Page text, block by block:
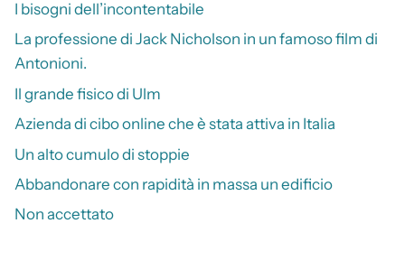
I bisogni dell’incontentabile
La professione di Jack Nicholson in un famoso film di
Antonioni.
Il grande fisico di Ulm
Azienda di cibo online che è stata attiva in Italia
Un alto cumulo di stoppie
Abbandonare con rapidità in massa un edificio
Non accettato